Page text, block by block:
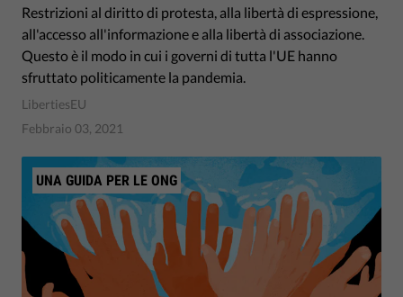
Restrizioni al diritto di protesta, alla libertà di espressione,
all'accesso all'informazione e alla libertà di associazione.
Questo è il modo in cui i governi di tutta l'UE hanno
sfruttato politicamente la pandemia.
LibertiesEU
Febbraio 03, 2021
UNA GUIDA PER LE ONG